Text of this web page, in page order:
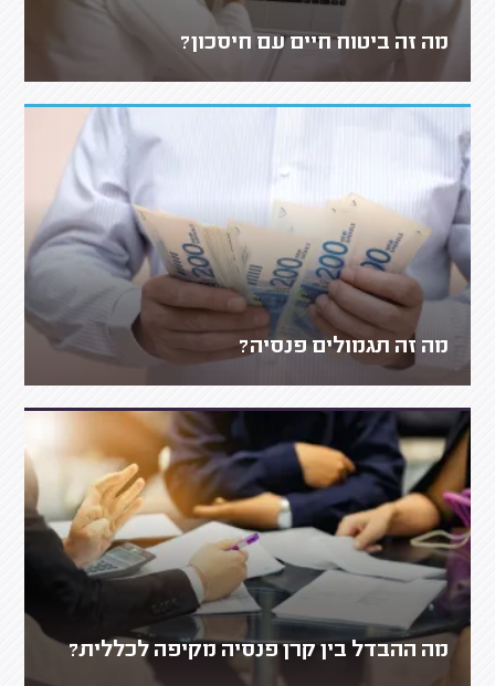
מה זה ביטוח חיים עם חיסכון?
מה זה תגמולים פנסיה?
מה ההבדל בין קרן פנסיה מקיפה לכללית?